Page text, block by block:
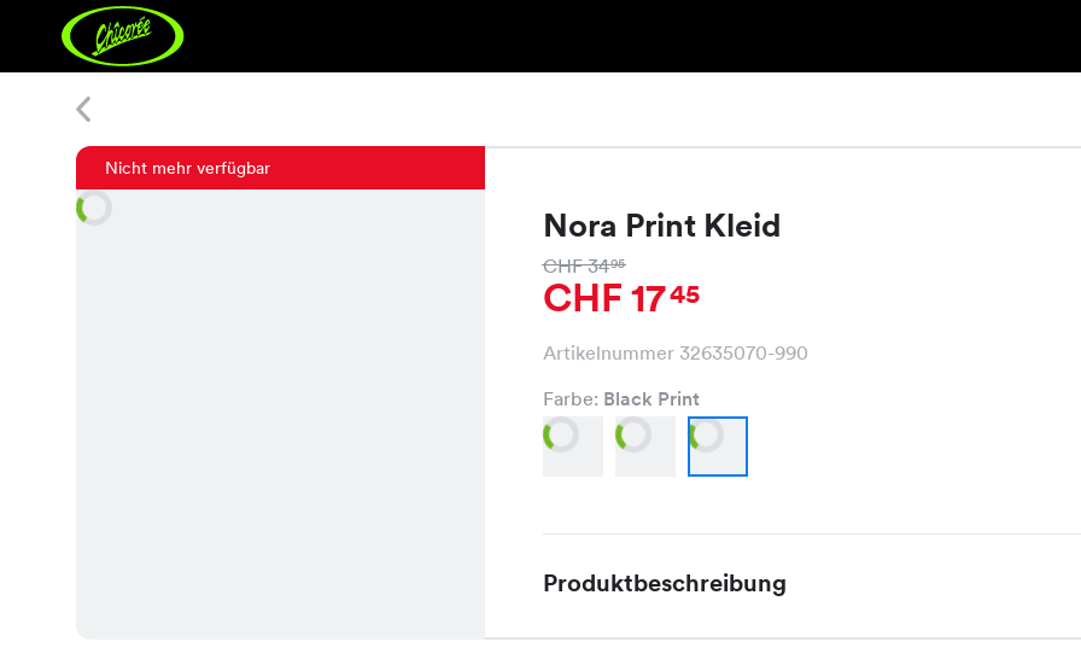
Nicht mehr verfügbar
Nora Print Kleid
CHF 3495
CHF 1745
Artikelnummer 32635070-990
Farbe: Black Print
Produktbeschreibung